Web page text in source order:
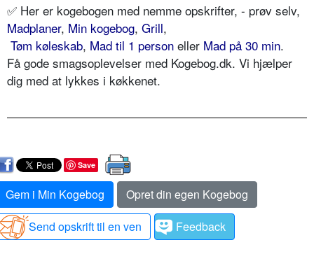
✅ Her er kogebogen med nemme opskrifter, - prøv selv,
Madplaner, Min kogebog, Grill,
Tøm køleskab, Mad til 1 person eller Mad på 30 min.
Få gode smagsoplevelser med Kogebog.dk. Vi hjælper
dig med at lykkes i køkkenet.
Save
Gem i Min Kogebog
Opret din egen Kogebog
Send opskrift til en ven
Feedback